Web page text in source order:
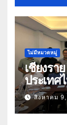
ไม่มีหมวดหมู่
เชียงรา
ประเทศ
อาเซียน
หารืออ
ท่ามกลา
สิงหาคม 9,